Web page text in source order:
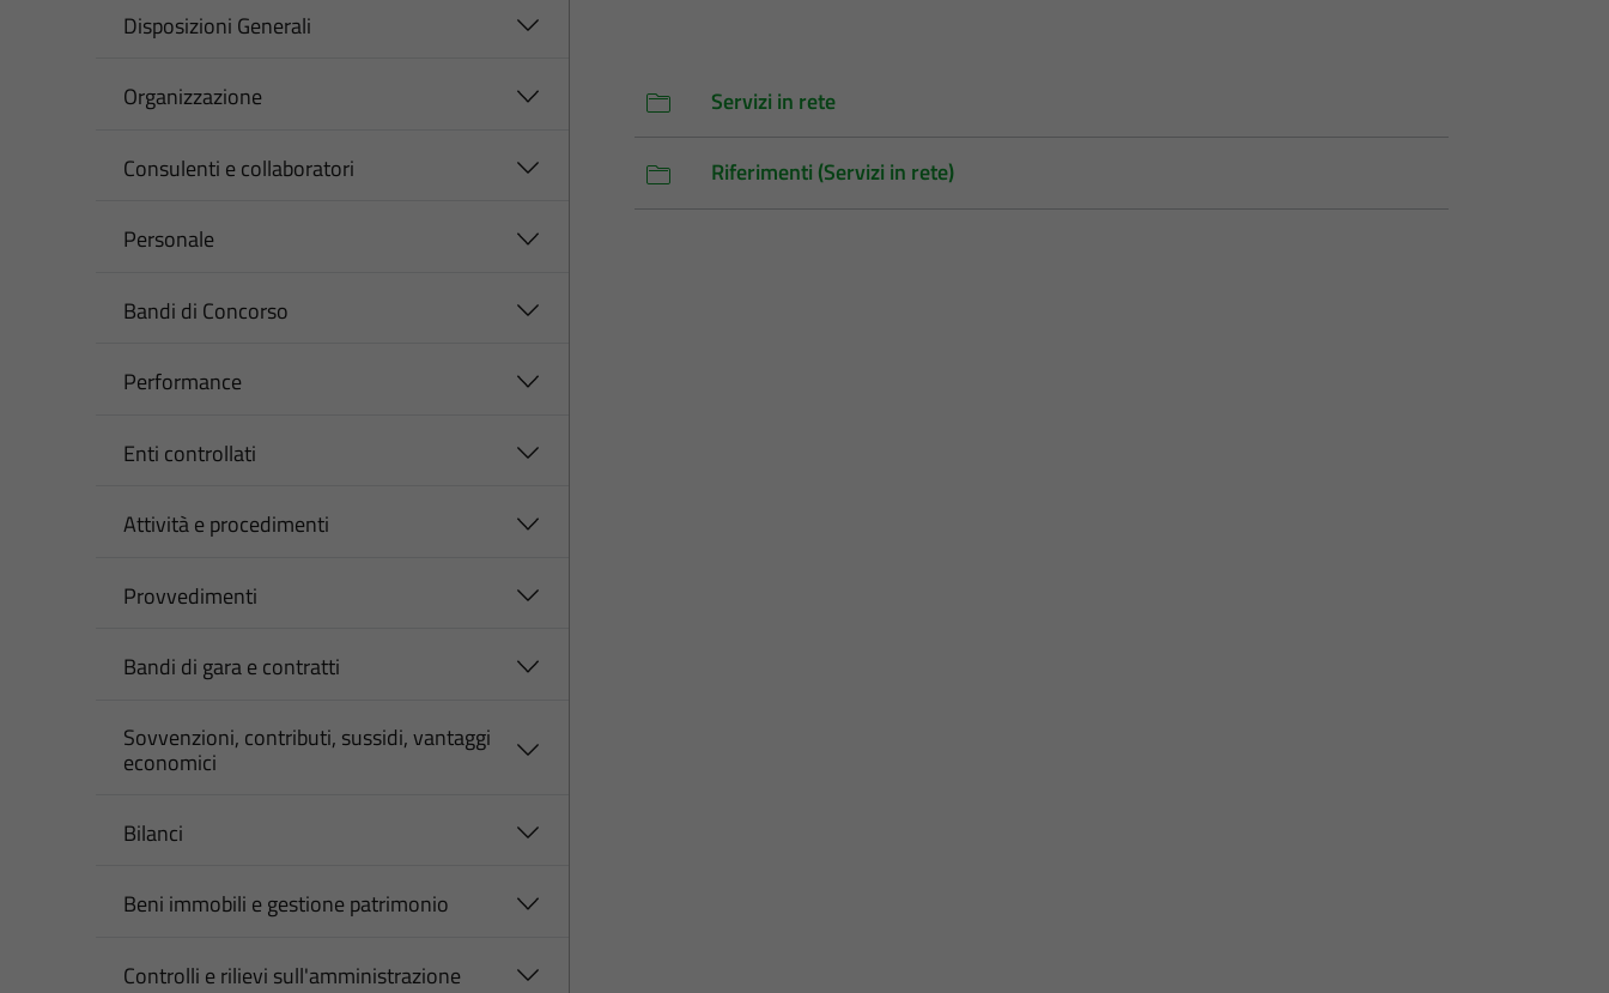
Disposizioni Generali
Organizzazione
Consulenti e collaboratori
Personale
Bandi di Concorso
Performance
Enti controllati
Attività e procedimenti
Provvedimenti
Bandi di gara e contratti
Sovvenzioni, contributi, sussidi, vantaggi
economici
Bilanci
Beni immobili e gestione patrimonio
Controlli e rilievi sull'amministrazione
Servizi in rete
Riferimenti (Servizi in rete)